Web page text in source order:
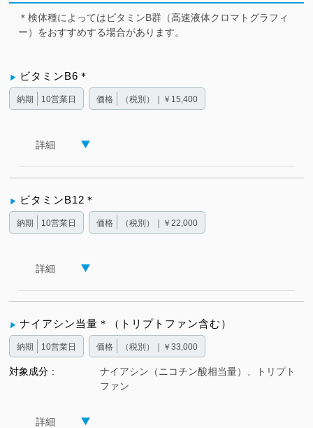
＊検体種によってはビタミンB群（高速液体クロマトグラフィ
ー）をおすすめする場合があります。
ビタミンB6＊
納期 10営業日 価格 （税別）｜￥15,400
詳細
ビタミンB12＊
納期 10営業日 価格 （税別）｜￥22,000
詳細
ナイアシン当量＊（トリプトファン含む）
納期 10営業日 価格 （税別）｜￥33,000
対象成分
ナイアシン（ニコチン酸相当量）、トリプト
ファン
詳細